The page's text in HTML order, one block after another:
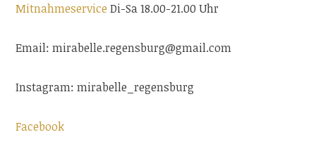
Mitnahmeservice Di-Sa 18.00-21.00 Uhr
Email: mirabelle.regensburg@gmail.com
Instagram: mirabelle_regensburg
Facebook